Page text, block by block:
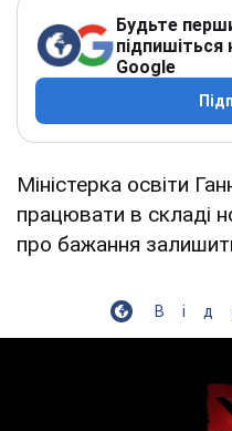
Будьте
підпишіться
Google
Міністерка освіти
працювати в складі
про бажання